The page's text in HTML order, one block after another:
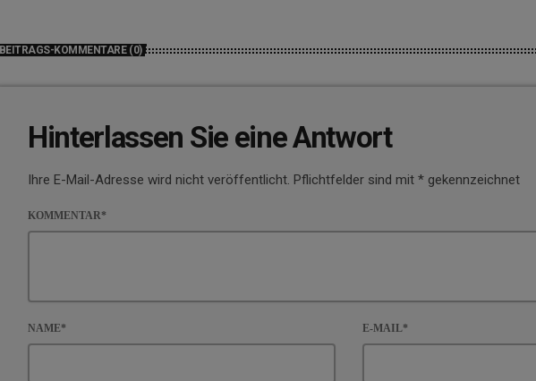
BEITRAGS-KOMMENTARE (0)
Hinterlassen Sie eine Antwort
Ihre E-Mail-Adresse wird nicht veröffentlicht. Pflichtfelder sind mit * gekennzeichnet
KOMMENTAR*
NAME* E-MAIL*